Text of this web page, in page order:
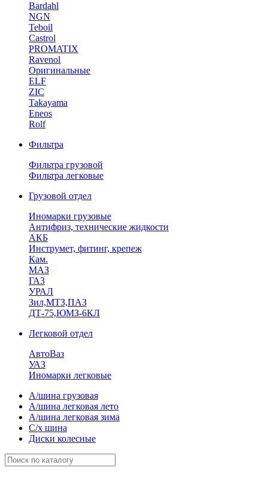
Bardahl
NGN
Teboil
Castrol
PROMATIX
Ravenol
Оригинальные
ELF
ZIC
Takayama
Eneos
Rolf
Фильтра
Фильтра грузовой
Фильтра легковые
Грузовой отдел
Иномарки грузовые
Антифриз, технические жидкости
АКБ
Инструмет, фитинг, крепеж
Кам.
МАЗ
ГА3
УРАЛ
Зил,МТЗ,ПАЗ
ДТ-75,ЮМЗ-6КЛ
Легковой отдел
АвтоВаз
УАЗ
Иномарки легковые
А/шина грузовая
А/шина легковая лето
А/шина легковая зима
С/х шина
Диски колесные